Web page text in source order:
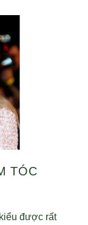
TÓC
được rất